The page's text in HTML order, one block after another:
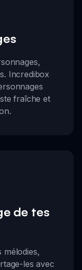
Incredibox
fraîche et
de tes
les avec